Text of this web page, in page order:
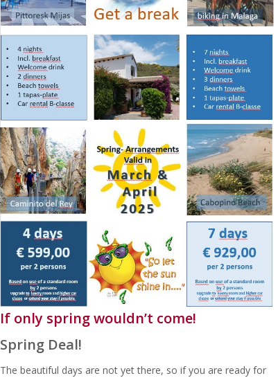
If only spring wouldn’t come!
Spring Deal!
The beautiful days are not yet there, so if you are ready for